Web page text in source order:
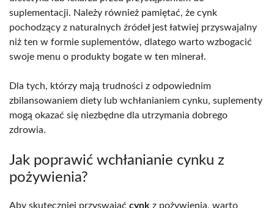
suplementacji. Należy również pamiętać, że cynk
pochodzący z naturalnych źródeł jest łatwiej przyswajalny
niż ten w formie suplementów, dlatego warto wzbogacić
swoje menu o produkty bogate w ten minerał.
Dla tych, którzy mają trudności z odpowiednim
zbilansowaniem diety lub wchłanianiem cynku, suplementy
mogą okazać się niezbędne dla utrzymania dobrego
zdrowia.
Jak poprawić wchłanianie cynku z
pożywienia?
Aby skuteczniej przyswajać cynk z pożywienia, warto